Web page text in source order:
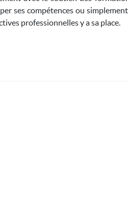
ses compétences ou
professionnelles y a sa place.